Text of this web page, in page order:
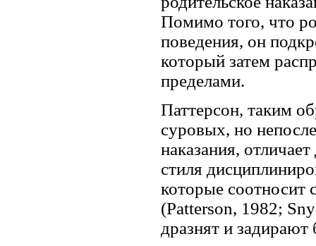
Помимо того, что
поведения, он
который затем
пределами.
Паттерсон, таким
суровых, но
наказания,
стиля
которые соотносит
(Patterson, 1982;
дразнят и